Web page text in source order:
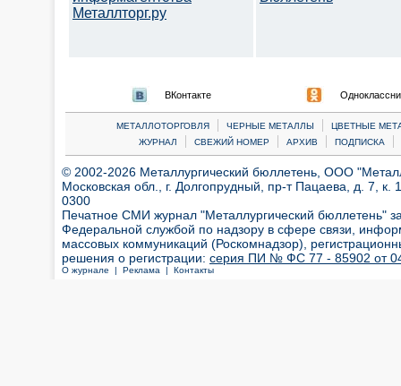
Металлторг.ру
ВКонтакте
МЕТАЛЛОТОРГОВЛЯ | ЧЕРНЫЕ МЕТАЛЛЫ |
ЦВЕТНЫЕ
ЖУРНАЛ
| СВЕЖИЙ НОМЕР | АРХИВ | ПОДПИСКА |
© 2002-2026 Металлургический бюллетень, ООО
Московская обл., г. Долгопрудный, пр-т Пацаева, д. 7,
0300
Печатное СМИ журнал "Металлургический бюллетень"
Федеральной службой по надзору в сфере связи,
массовых коммуникаций (Роскомнадзор),
решения о регистрации: серия ПИ № ФС 77 - 85902 от 04
О журнале | Реклама | Контакты